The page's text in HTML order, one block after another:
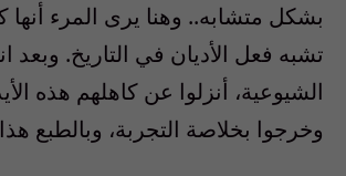
بشكل متشابه.. وهنا يرى المرء أنها
تشبه فعل الأديان في التاريخ. وبعد
الشيوعية، أنزلوا عن كاهلهم هذه
وخرجوا بخلاصة التجربة، وبالطبع